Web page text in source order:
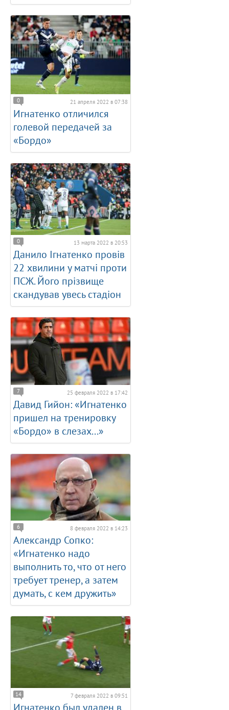
0 21 апреля 2022 в 07:38
Игнатенко отличился
голевой передачей за
«Бордо»
0 13 марта 2022 в 20:53
Данило Ігнатенко провів
22 хвилини у матчі проти
ПСЖ. Його прізвище
скандував увесь стадіон
7 25 февраля 2022 в 17:42
Давид Гийон: «Игнатенко
пришел на тренировку
«Бордо» в слезах...»
6 8 февраля 2022 в 14:23
Александр Сопко:
«Игнатенко надо
выполнить то, что от него
требует тренер, а затем
думать, с кем дружить»
14 7 февраля 2022 в 09:51